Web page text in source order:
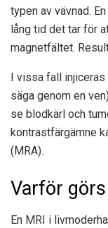
typen av vävnad.
lång tid det tar för
magnetfältet.
I vissa fall
säga genom en
se blodkärl och
kontrastfärgämne
(MRA).
Varför
En MRI i